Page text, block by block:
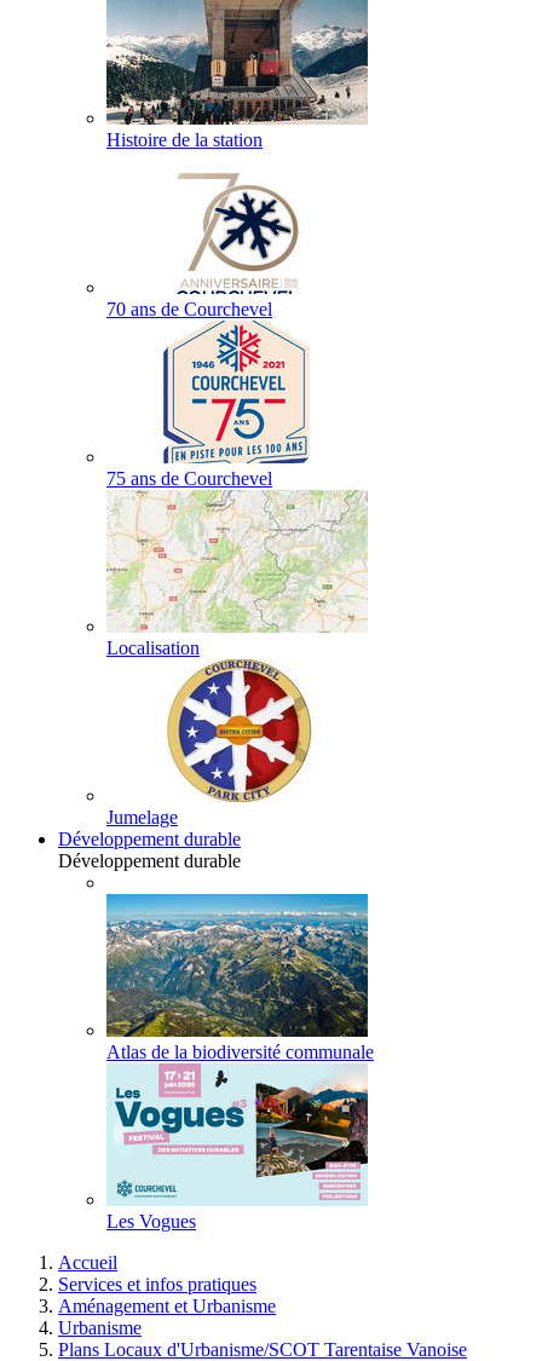
Histoire de la station
70 ans de Courchevel
75 ans de Courchevel
Localisation
Jumelage
Développement durable
Développement durable
Atlas de la biodiversité communale
Les Vogues
Accueil
Services et infos pratiques
Aménagement et Urbanisme
Urbanisme
Plans Locaux d'Urbanisme/SCOT Tarentaise Vanoise